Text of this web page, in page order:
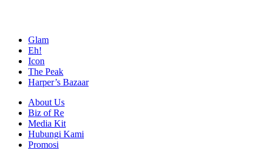
Glam
Eh!
Icon
The Peak
Harper’s Bazaar
About Us
Biz of Re
Media Kit
Hubungi Kami
Promosi